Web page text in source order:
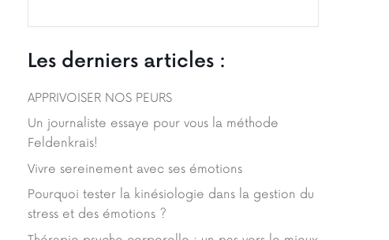
Les derniers articles :
APPRIVOISER NOS PEURS
Un journaliste essaye pour vous la méthode
Feldenkrais!
Vivre sereinement avec ses émotions
Pourquoi tester la kinésiologie dans la gestion du
stress et des émotions ?